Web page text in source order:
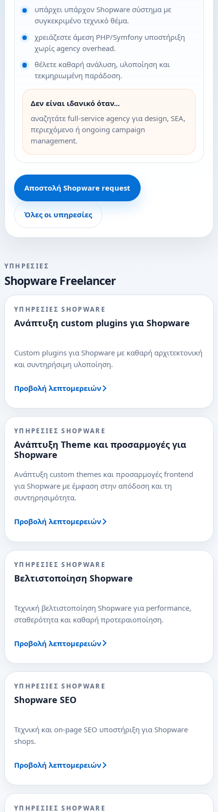
υπάρχει υπάρχον Shopware σύστημα με
συγκεκριμένο τεχνικό θέμα.
χρειάζεστε άμεση PHP/Symfony υποστήριξη
χωρίς agency overhead.
θέλετε καθαρή ανάλυση, υλοποίηση και
τεκμηριωμένη παράδοση.
Δεν είναι ιδανικό όταν...
αναζητάτε full-service agency για design, SEA,
περιεχόμενο ή ongoing campaign
management.
Αποστολή Shopware request
Όλες οι υπηρεσίες
ΥΠΗΡΕΣΊΕΣ
Shopware Freelancer
ΥΠΗΡΕΣΊΕΣ SHOPWARE
Ανάπτυξη custom plugins για Shopware
Custom plugins για Shopware με καθαρή αρχιτεκτονική
και συντηρήσιμη υλοποίηση.
Προβολή λεπτομερειών
ΥΠΗΡΕΣΊΕΣ SHOPWARE
Ανάπτυξη Theme και προσαρμογές για
Shopware
Ανάπτυξη custom themes και προσαρμογές frontend
για Shopware με έμφαση στην απόδοση και τη
συντηρησιμότητα.
Προβολή λεπτομερειών
ΥΠΗΡΕΣΊΕΣ SHOPWARE
Βελτιστοποίηση Shopware
Τεχνική βελτιστοποίηση Shopware για performance,
σταθερότητα και καθαρή προτεραιοποίηση.
Προβολή λεπτομερειών
ΥΠΗΡΕΣΊΕΣ SHOPWARE
Shopware SEO
Τεχνική και on-page SEO υποστήριξη για Shopware
shops.
Προβολή λεπτομερειών
ΥΠΗΡΕΣΊΕΣ SHOPWARE